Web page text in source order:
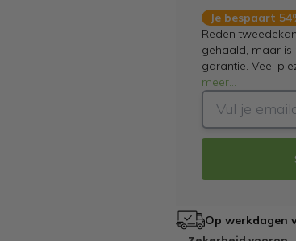
Je bespaart
Reden
gehaald, maar is
garantie. Veel
meer...
Op werkdagen